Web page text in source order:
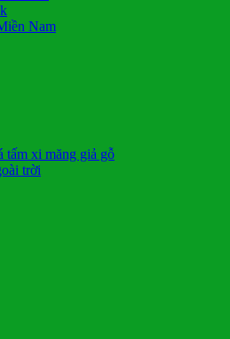
Nam
tấm xi măng giả gỗ
trời